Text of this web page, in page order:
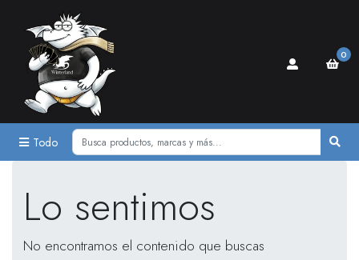
Todo
0
Lo sentimos
No encontramos el contenido que buscas